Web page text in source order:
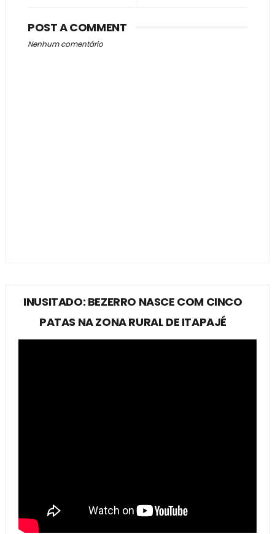
POST A COMMENT
Nenhum comentário
INUSITADO: BEZERRO NASCE COM CINCO
PATAS NA ZONA RURAL DE ITAPAJÉ